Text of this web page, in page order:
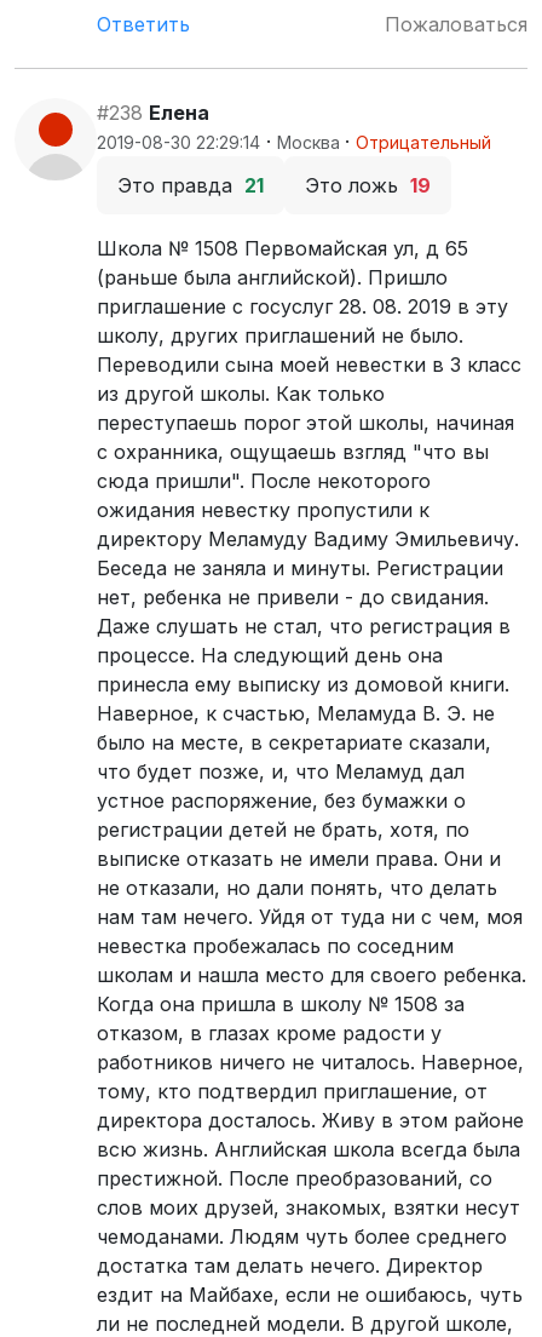
Ответить
Пожаловаться
#238 Елена
2019-08-30 22:29:14 · Москва · Отрицательный
Это правда 21 Это ложь 19
Школа № 1508 Первомайская ул, д 65
(раньше была английской). Пришло
приглашение с госуслуг 28. 08. 2019 в эту
школу, других приглашений не было.
Переводили сына моей невестки в 3 класс
из другой школы. Как только
переступаешь порог этой школы, начиная
с охранника, ощущаешь взгляд "что вы
сюда пришли". После некоторого
ожидания невестку пропустили к
директору Меламуду Вадиму Эмильевичу.
Беседа не заняла и минуты. Регистрации
нет, ребенка не привели - до свидания.
Даже слушать не стал, что регистрация в
процессе. На следующий день она
принесла ему выписку из домовой книги.
Наверное, к счастью, Меламуда В. Э. не
было на месте, в секретариате сказали,
что будет позже, и, что Меламуд дал
устное распоряжение, без бумажки о
регистрации детей не брать, хотя, по
выписке отказать не имели права. Они и
не отказали, но дали понять, что делать
нам там нечего. Уйдя от туда ни с чем, моя
невестка пробежалась по соседним
школам и нашла место для своего ребенка.
Когда она пришла в школу № 1508 за
отказом, в глазах кроме радости у
работников ничего не читалось. Наверное,
тому, кто подтвердил приглашение, от
директора досталось. Живу в этом районе
всю жизнь. Английская школа всегда была
престижной. После преобразований, со
слов моих друзей, знакомых, взятки несут
чемоданами. Людям чуть более среднего
достатка там делать нечего. Директор
ездит на Майбахе, если не ошибаюсь, чуть
ли не последней модели. В другой школе,